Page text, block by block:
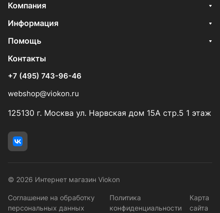
Компания
Информация
Помощь
Контакты
+7 (495) 743-96-46
webshop@viokon.ru
125130 г. Москва ул. Нарвская дом 15А стр.5 1 этаж
© 2026 Интернет магазин Viokon
Соглашение на обработку
персональных данных
Политика
конфиденциальности
Карта
сайта